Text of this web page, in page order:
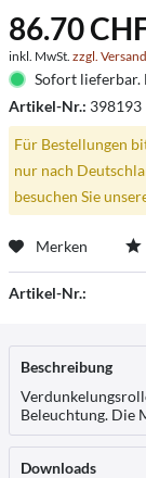
86.70
inkl. MwSt. zzgl.
Sofort lieferbar.
Artikel-Nr.: 398193
Für Bestellungen
nur nach
besuchen Sie
Merken
Artikel-Nr.:
Beschreibung
Beleuchtung. Die
Downloads